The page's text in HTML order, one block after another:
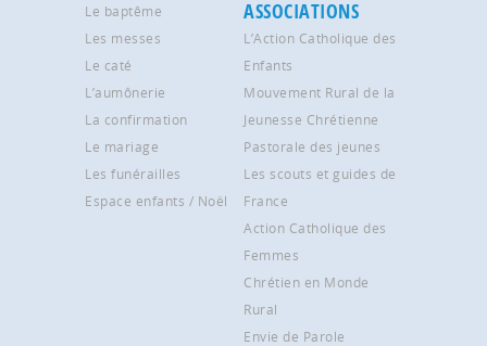
Le baptême
Les messes
Le caté
L’aumônerie
La confirmation
Le mariage
Les funérailles
Espace enfants / Noël
ASSOCIATIONS
L’Action Catholique des
Enfants
Mouvement Rural de la
Jeunesse Chrétienne
Pastorale des jeunes
Les scouts et guides de
France
Action Catholique des
Femmes
Chrétien en Monde
Rural
Envie de Parole